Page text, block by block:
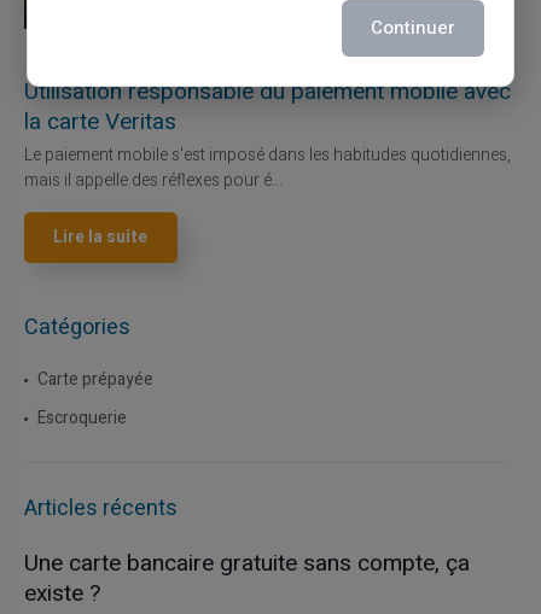
Carte prépayée
Utilisation responsable du paiement mobile avec
la carte Veritas
Le paiement mobile s'est imposé dans les habitudes quotidiennes,
mais il appelle des réflexes pour é...
Lire la suite
Catégories
Carte prépayée
Escroquerie
Articles récents
Une carte bancaire gratuite sans compte, ça
existe ?
Continuer